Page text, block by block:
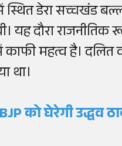
डेरा सच्चखंड
यह दौरा
महत्व है। दलित
था।
को घेरेगी उद्धव